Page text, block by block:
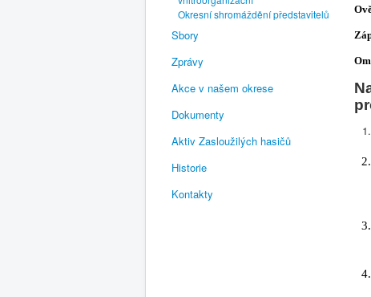
Okresní shromáždění představitelů
Sbory
Zprávy
Akce v našem okrese
Dokumenty
Aktiv Zasloužilých hasičů
Historie
Kontakty